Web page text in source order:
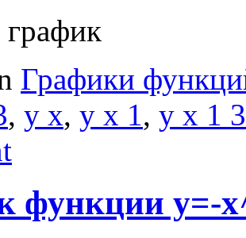
график
Графики
, y x, y x 1 , y x 1 3
функции y=-